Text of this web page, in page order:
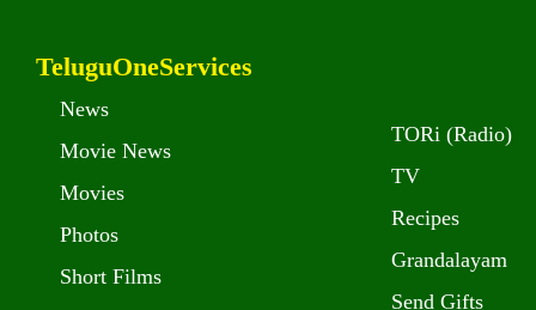
TeluguOneServices
News
Movie News
Movies
Photos
Short Films
TORi (Radio)
TV
Recipes
Grandalayam
Send Gifts